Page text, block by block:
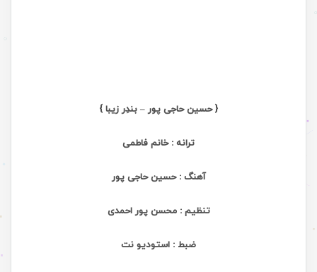
{ حسین حاجی پور – بندِر زیبا }
ترانه : خانم فاطمی
آهنگ : حسین حاجی پور
تنظیم : محسن پور احمدی
ضبط : استودیو نت